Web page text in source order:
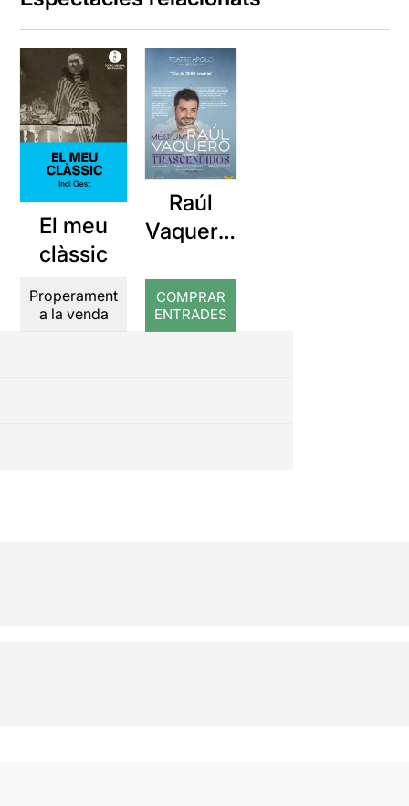
El meu
clàssic
Properament
a la venda
Raúl
Vaquero:
didos
COMPRAR
ENTRADES